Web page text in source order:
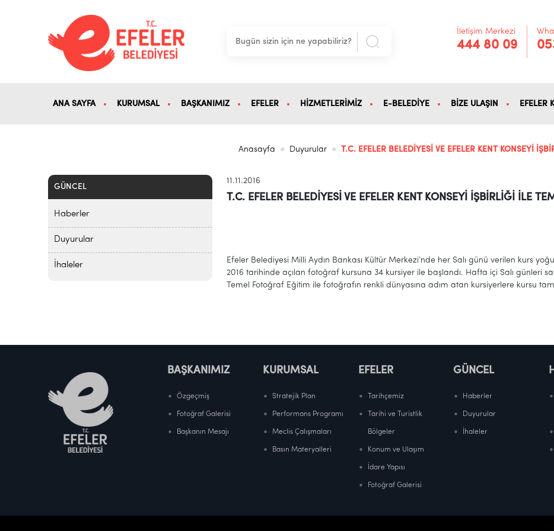
İletişim Merkezi
444 80 09
ANA SAYFA KURUMSAL BAŞKANIMIZ EFELER HİZMETLERİMİZ E-BELEDİYE BİZE ULAŞIN EFELER
Anasayfa Duyurular T.C. EFELER BELEDİYESİ VE EFELER KENT KONSEYİ
GÜNCEL
Haberler
Duyurular
İhaleler
11.11.2016
T.C. EFELER BELEDİYESİ VE EFELER KENT KONSEYİ İŞBİRLİĞİ İLE
Efeler Belediyesi Milli Aydın Bankası Kültür Merkezi’nde her Salı günü verilen kurs
2016 tarihinde açılan fotoğraf kursuna 34 kursiyer ile başlandı. Hafta içi Salı günleri
Temel Fotoğraf Eğitim ile fotoğrafın renkli dünyasına adım atan kursiyerlere kursu
BAŞKANIMIZ
Özgeçmiş
Fotoğraf Galerisi
Başkanın Mesajı
KURUMSAL
Stratejik Plan
Performans Programı
Meclis Çalışmaları
Basın Materyalleri
EFELER
Tarihçemiz
Tarihi ve Turistlik
Bölgeler
Konum ve Ulaşım
İdare Yapısı
Fotoğraf Galerisi
GÜNCEL
Haberler
Duyurular
İhaleler